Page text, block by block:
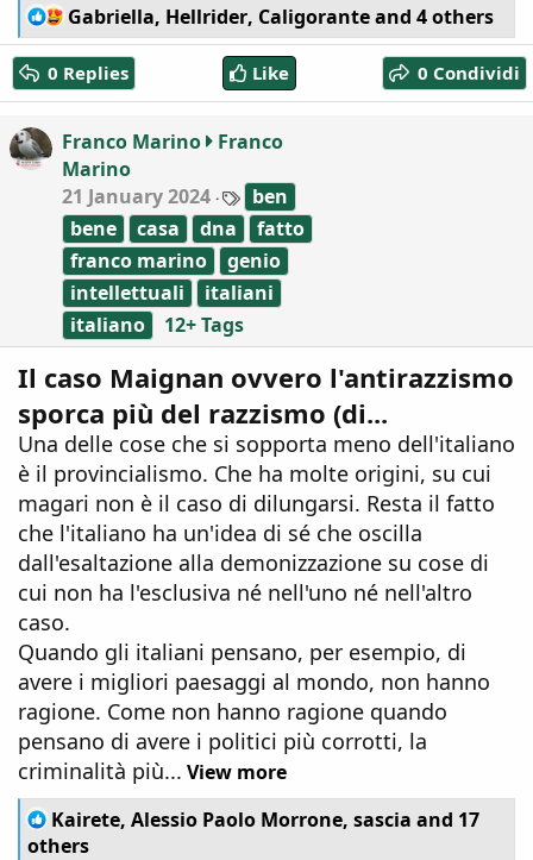
R
e
a
c
t
o
n
s
:
Gabriella, Hellrider, Caligoranteand 4 others
0 Replies Like 0 Condividi
Franco Marino
Franco
Marino
21 January 2024
T
a
s
ben
bene
casa dna
fatto
franco marino
genio
intellettuali
italiani
italiano
12+ Tags
Il caso Maignan ovvero l'antirazzismo
sporca più del razzismo (di...
Una delle cose che si sopporta meno dell'italiano
è il provincialismo. Che ha molte origini, su cui
magari non è il caso di dilungarsi. Resta il fatto
che l'italiano ha un'idea di sé che oscilla
dall'esaltazione alla demonizzazione su cose di
cui non ha l'esclusiva né nell'uno né nell'altro
caso.
Quando gli italiani pensano, per esempio, di
avere i migliori paesaggi al mondo, non hanno
ragione. Come non hanno ragione quando
pensano di avere i politici più corrotti, la
criminalità più... View more
R
e
Kairete, Alessio Paolo Morrone, sascia and 17
others